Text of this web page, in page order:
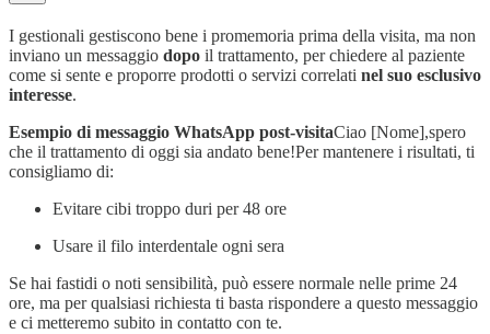
I gestionali gestiscono bene i promemoria prima della visita, ma non
inviano un messaggio dopo il trattamento, per chiedere al paziente
come si sente e proporre prodotti o servizi correlati nel suo esclusivo
interesse.
Esempio di messaggio WhatsApp post-visitaCiao [Nome],spero
che il trattamento di oggi sia andato bene!Per mantenere i risultati, ti
consigliamo di:
Evitare cibi troppo duri per 48 ore
Usare il filo interdentale ogni sera
Se hai fastidi o noti sensibilità, può essere normale nelle prime 24
ore, ma per qualsiasi richiesta ti basta rispondere a questo messaggio
e ci metteremo subito in contatto con te.